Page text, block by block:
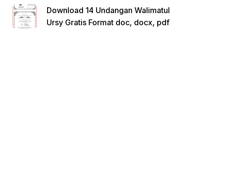
Download 14 Undangan Walimatul
Ursy Gratis Format doc, docx, pdf